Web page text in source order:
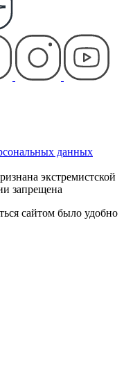
данных
экстремистской
запрещена
сайтом было удобно